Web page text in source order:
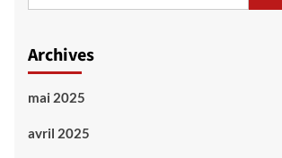
Archives
mai 2025
avril 2025